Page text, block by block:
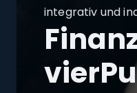
integrativ und